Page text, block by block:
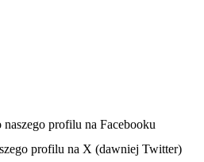
się w nowej karcie
naszego profilu na Facebooku
profilu na X (dawniej Twitter)